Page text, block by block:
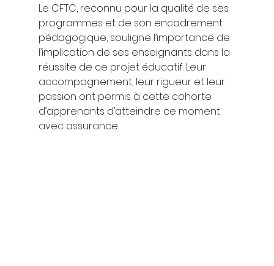
Le CFTC, reconnu pour la qualité de ses
programmes et de son encadrement
pédagogique, souligne l’importance de
l’implication de ses enseignants dans la
réussite de ce projet éducatif. Leur
accompagnement, leur rigueur et leur
passion ont permis à cette cohorte
d’apprenants d’atteindre ce moment
avec assurance.